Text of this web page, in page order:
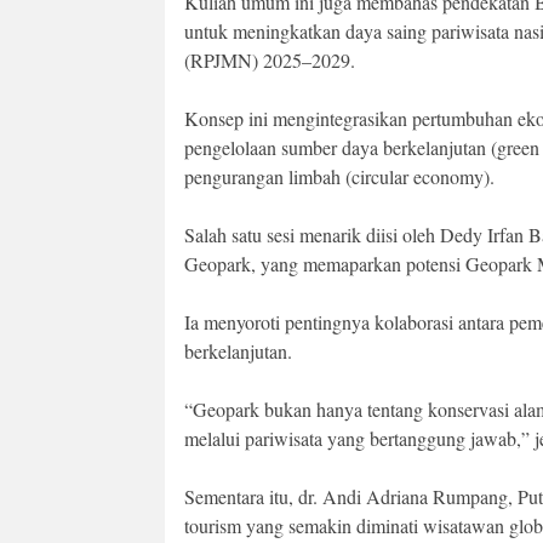
untuk meningkatkan daya saing pariwisata
(RPJMN) 2025–2029.
Konsep ini mengintegrasikan pertumbuhan
pengelolaan sumber daya berkelanjutan
pengurangan limbah (circular economy).
Salah satu sesi menarik diisi oleh Dedy Irfan
Geopark, yang memaparkan potensi Geopark
Ia menyoroti pentingnya kolaborasi antara
berkelanjutan.
“Geopark bukan hanya tentang konservasi
melalui pariwisata yang bertanggung jawab,”
Sementara itu, dr. Andi Adriana Rumpang,
tourism yang semakin diminati wisatawan